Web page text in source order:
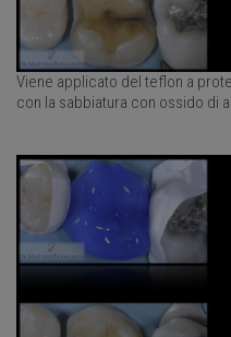
Viene applicato del teflon a
con la sabbiatura con ossido di